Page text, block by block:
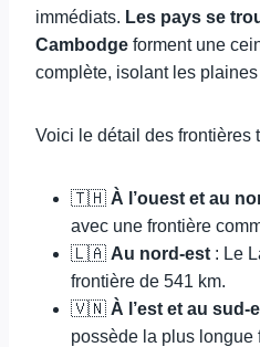
immédiats. Les pays se
Cambodge forment une
complète, isolant les
Voici le détail des frontières
🇹🇭 À l’ouest et au
avec une frontière
🇱🇦 Au nord-est : Le
frontière de 541 km.
🇻🇳 À l’est et au sud-
possède la plus longue